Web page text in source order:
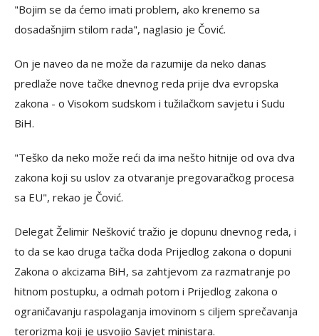
"Bojim se da ćemo imati problem, ako krenemo sa
dosadašnjim stilom rada", naglasio je Čović.
On je naveo da ne može da razumije da neko danas
predlaže nove tačke dnevnog reda prije dva evropska
zakona - o Visokom sudskom i tužilačkom savjetu i Sudu
BiH.
"Teško da neko može reći da ima nešto hitnije od ova dva
zakona koji su uslov za otvaranje pregovaračkog procesa
sa EU", rekao je Čović.
Delegat Želimir Nešković tražio je dopunu dnevnog reda, i
to da se kao druga tačka doda Prijedlog zakona o dopuni
Zakona o akcizama BiH, sa zahtjevom za razmatranje po
hitnom postupku, a odmah potom i Prijedlog zakona o
ograničavanju raspolaganja imovinom s ciljem sprečavanja
terorizma koji je usvojio Savjet ministara.